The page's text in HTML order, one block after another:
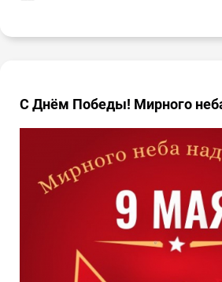
С Днём Победы! Мирного